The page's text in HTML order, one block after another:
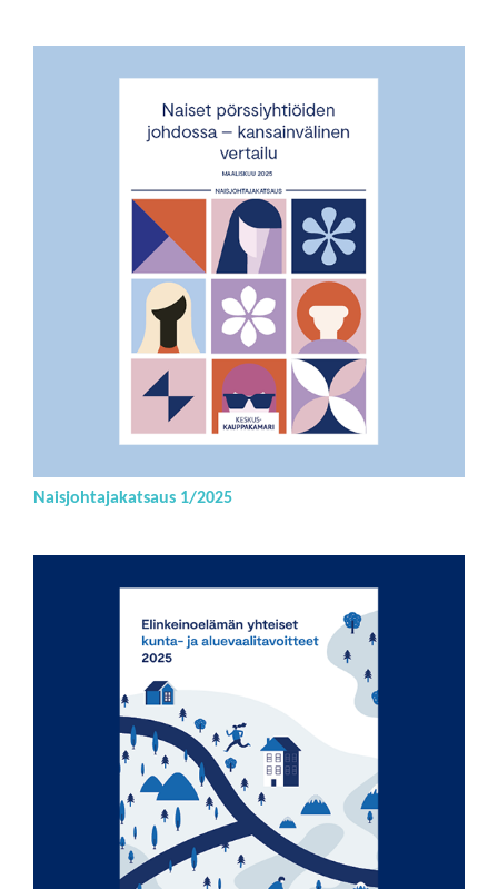
Naisjohtajakatsaus 1/2025